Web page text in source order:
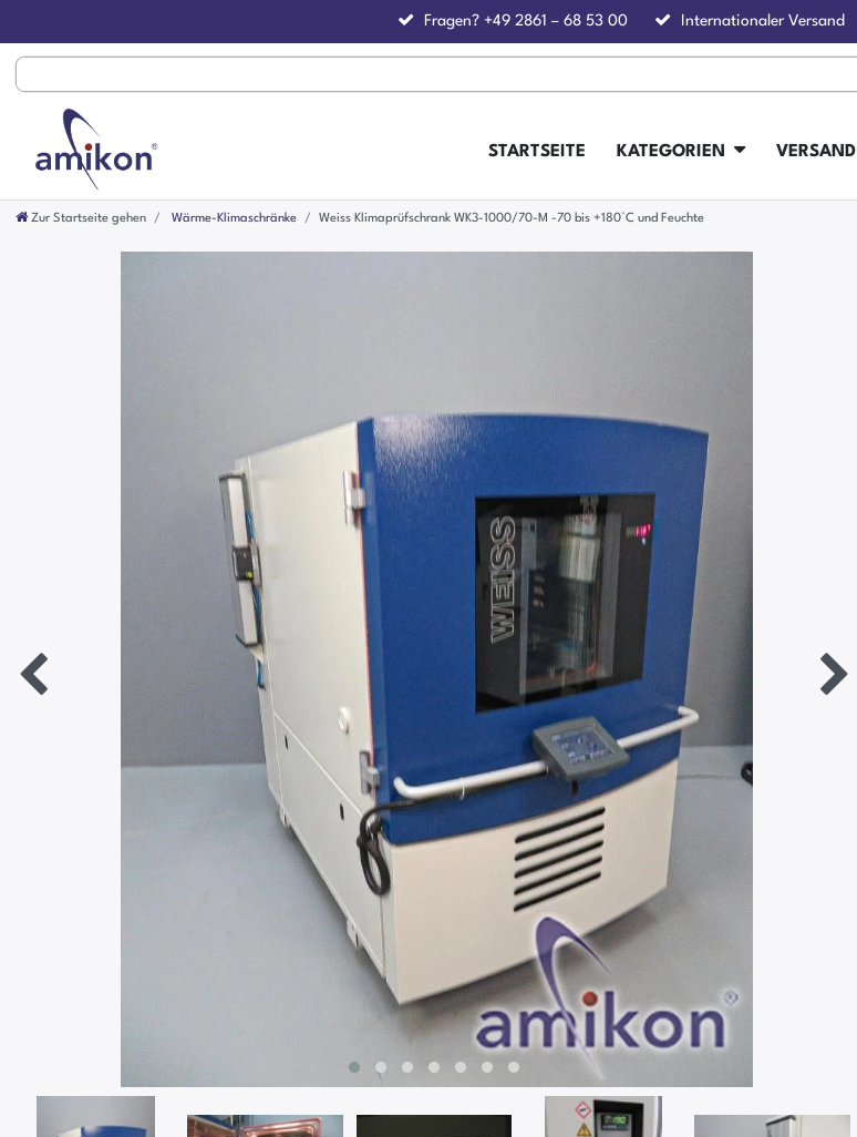
Fragen? +49 2861 – 68 53 00 Internationaler Versand
STARTSEITE KATEGORIEN VERSAND
Zur Startseite gehen Wärme-Klimaschränke Weiss Klimaprüfschrank WK3-1000/70-M -70 bis +180°C und Feuchte